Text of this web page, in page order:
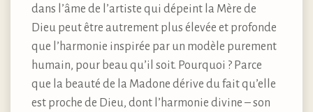
dans l’âme de l’artiste qui dépeint la Mère de
Dieu peut être autrement plus élevée et profonde
que l’harmonie inspirée par un modèle purement
humain, pour beau qu’il soit. Pourquoi ? Parce
que la beauté de la Madone dérive du fait qu’elle
est proche de Dieu, dont l’harmonie divine – son